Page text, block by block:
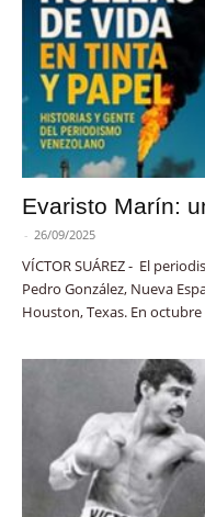
Evaristo Marín:
- 26/09/2025
VÍCTOR SUÁREZ - El
Pedro González, Nueva
Houston, Texas. En